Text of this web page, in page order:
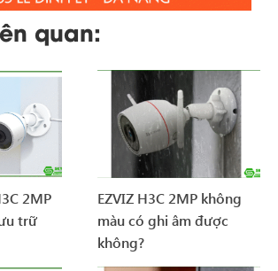
quan:
2MP
trữ
EZVIZ H3C 2MP không
màu có ghi âm được
không?